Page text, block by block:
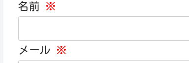
名前 ※
メール ※